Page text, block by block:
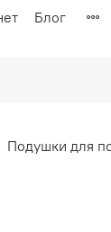
Блог
Подушки для